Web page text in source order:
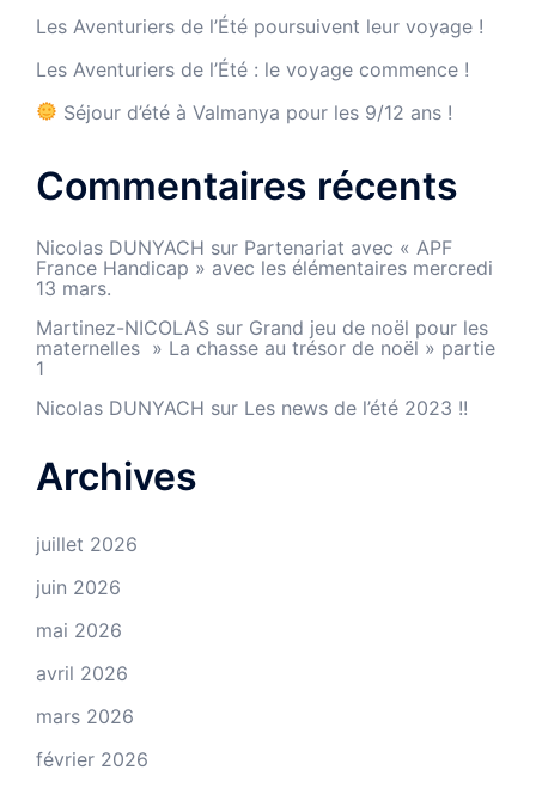
Les Aventuriers de l’Été poursuivent leur voyage !
Les Aventuriers de l’Été : le voyage commence !
Séjour d’été à Valmanya pour les 9/12 ans !
Commentaires récents
Nicolas DUNYACH sur Partenariat avec « APF
France Handicap » avec les élémentaires mercredi
13 mars.
Martinez-NICOLAS sur Grand jeu de noël pour les
maternelles » La chasse au trésor de noël » partie
1
Nicolas DUNYACH sur Les news de l’été 2023 !!
Archives
juillet 2026
juin 2026
mai 2026
avril 2026
mars 2026
février 2026